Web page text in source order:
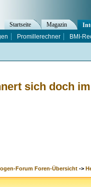
sich doch
Forum Foren-Übersicht ->
Startseite Magazin
Promillerechner BMI-